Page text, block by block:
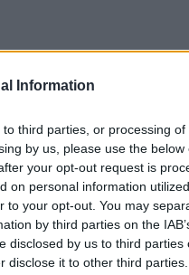
Information
third parties, or processing
by us, please use the
your opt-out request is
on personal information
to your opt-out. You may
by third parties on the
disclosed by us to third parties
disclose it to other third parties.